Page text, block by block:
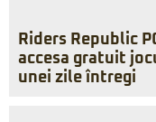
Riders Republic
accesa gratuit
unei zile întregi